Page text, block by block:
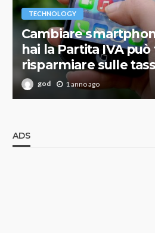
TECHNOLOGY
Cambiare
hai la Partita IVA
risparmiare sulle
god 1 anno ago
ADS